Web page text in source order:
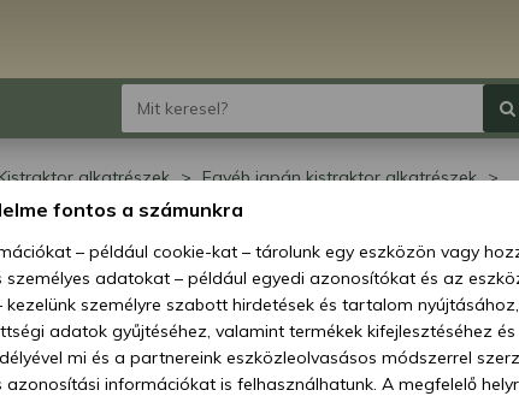
alkatrészek
Egyéb japán kistraktor alkatrészek
vontatáshoz szükséges alkatrészei
kistraktor
szükséges
fontos a számunkra
– például cookie-kat – tárolunk egy eszközön vagy
adatokat – például egyedi azonosítókat és az
személyre szabott hirdetések és tartalom
adatok gyűjtéséhez, valamint termékek kifejlesztéséhez
mi és a partnereink eszközleolvasásos módszerrel
információkat is felhasználhatunk. A megfelelő